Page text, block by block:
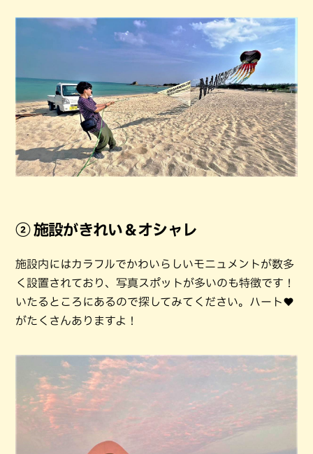
② 施設がきれい＆オシャレ
施設内にはカラフルでかわいらしいモニュメントが数多
く設置されており、写真スポットが多いのも特徴です！
いたるところにあるので探してみてください。ハート♥
がたくさんありますよ！